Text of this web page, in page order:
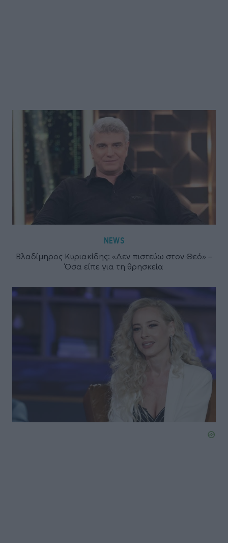
NEWS
Βλαδίμηρος Κυριακίδης: «Δεν πιστεύω στον Θεό» –
Όσα είπε για τη θρησκεία